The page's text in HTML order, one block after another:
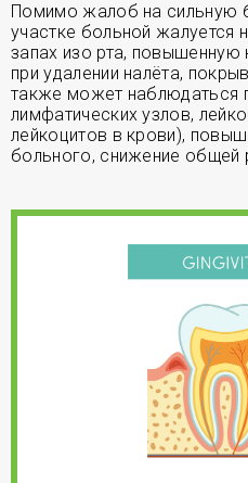
Помимо жалоб на сильную
участке больной жалуется
запах изо рта,
при удалении налёта,
также может наблюдаться
лимфатических узлов,
лейкоцитов в крови),
больного, снижение общей